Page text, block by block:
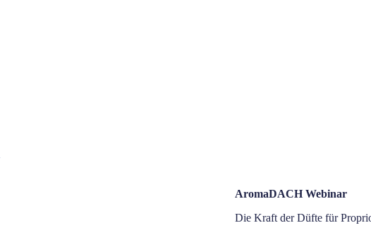
AromaDACH Webinar
Die Kraft der Düfte für